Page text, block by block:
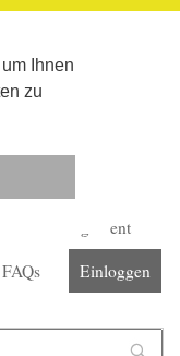
Ihnen
zu
Management
FAQs Einloggen